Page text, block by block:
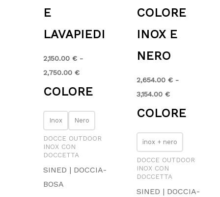
E
LAVAPIEDI
2,150.00 € -
2,750.00 €
COLORE
Inox Nero
DOCCE OUTDOOR
INOX CON
DOCCETTA
SINED | DOCCIA-
BOSA
COLORE
INOX E
NERO
2,654.00 € -
3,154.00 €
COLORE
inox + nero
DOCCE OUTDOOR
INOX CON
DOCCETTA
SINED | DOCCIA-